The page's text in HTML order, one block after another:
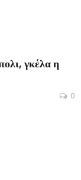
γκέλα η
0